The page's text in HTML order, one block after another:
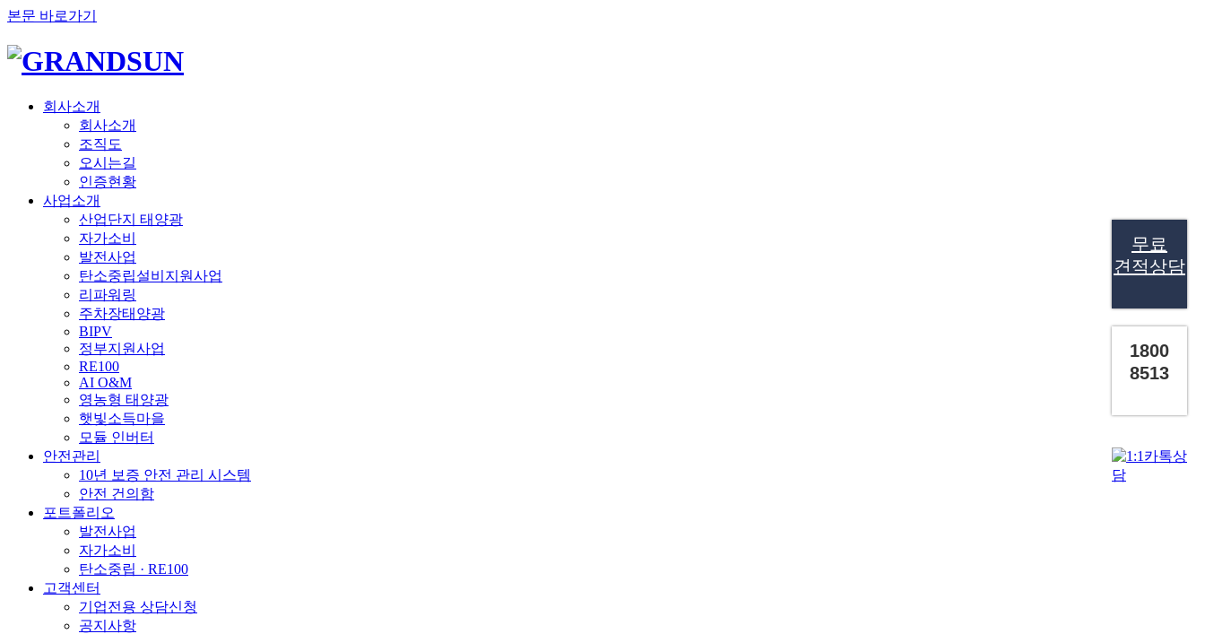
본문 바로가기
회사소개
회사소개
조직도
오시는길
인증현황
사업소개
산업단지 태양광
자가소비
발전사업
탄소중립설비지원사업
리파워링
주차장태양광
BIPV
정부지원사업
RE100
AI O&M
영농형 태양광
햇빛소득마을
모듈 인버터
안전관리
10년 보증 안전 관리 시스템
안전 건의함
포트폴리오
발전사업
자가소비
탄소중립 · RE100
고객센터
기업전용 상담신청
공지사항
무료
견적상담
1800
8513